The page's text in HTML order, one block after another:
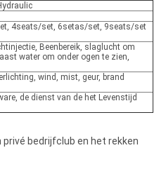
4seats/set, 6setas/set, 9seats/set
Beenbereik, slaglucht om
water om onder ogen te zien,
wind, mist, geur, brand
de dienst van de het Levenstijd
privé bedrijfclub en het rekken